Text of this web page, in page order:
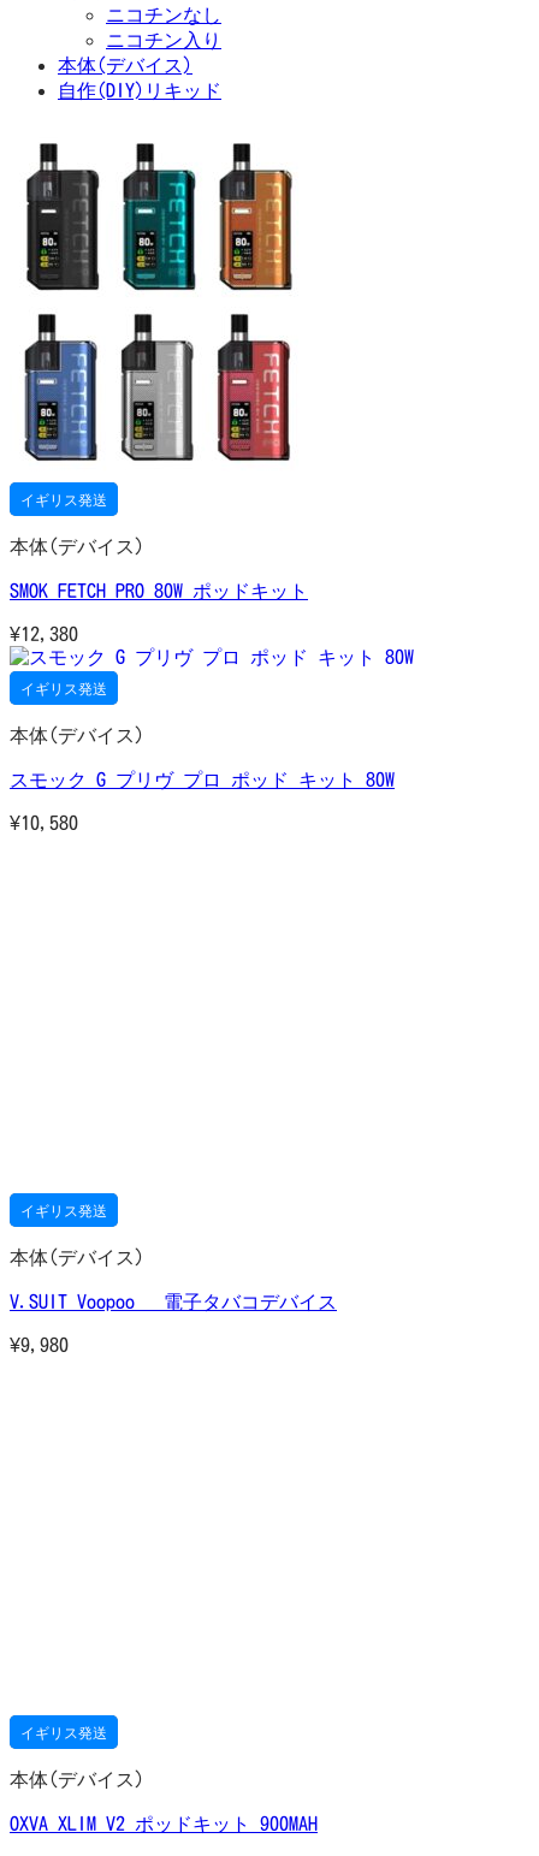
ニコチンなし
ニコチン入り
本体(デバイス)
自作(DIY)リキッド
イギリス発送
本体(デバイス)
SMOK FETCH PRO 80W ポッドキット
¥12,380
イギリス発送
本体(デバイス)
スモック G プリヴ プロ ポッド キット 80W
¥10,580
イギリス発送
本体(デバイス)
V.SUIT Voopoo 電子タバコデバイス
¥9,980
イギリス発送
本体(デバイス)
OXVA XLIM V2 ポッドキット 900MAH